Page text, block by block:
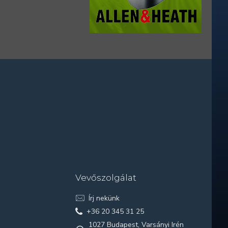
Vevőszolgálat
Írj nekünk
+36 20 345 31 25
1027 Budapest, Varsányi Irén